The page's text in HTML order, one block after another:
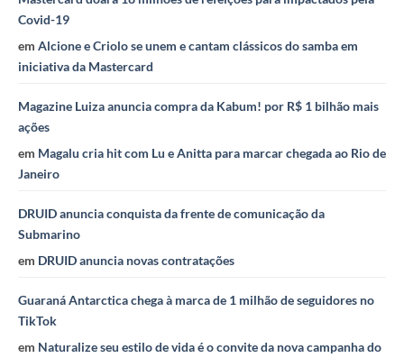
Covid-19
em Alcione e Criolo se unem e cantam clássicos do samba em
iniciativa da Mastercard
Magazine Luiza anuncia compra da Kabum! por R$ 1 bilhão mais
ações
em Magalu cria hit com Lu e Anitta para marcar chegada ao Rio de
Janeiro
DRUID anuncia conquista da frente de comunicação da
Submarino
em DRUID anuncia novas contratações
Guaraná Antarctica chega à marca de 1 milhão de seguidores no
TikTok
em Naturalize seu estilo de vida é o convite da nova campanha do